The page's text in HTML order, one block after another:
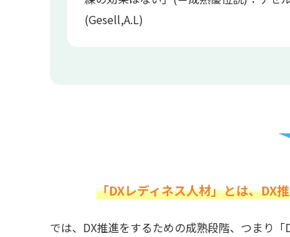
(Gesell,A.L)
「DXレディネス人材」とは、DX
では、DX推進をするための成熟段階、つまり